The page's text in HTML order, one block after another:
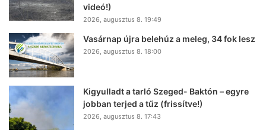
videó!)
2026, augusztus 8. 19:49
Vasárnap újra belehúz a meleg, 34 fok lesz
2026, augusztus 8. 18:00
Kigyulladt a tarló Szeged- Baktón – egyre
jobban terjed a tűz (frissítve!)
2026, augusztus 8. 17:43